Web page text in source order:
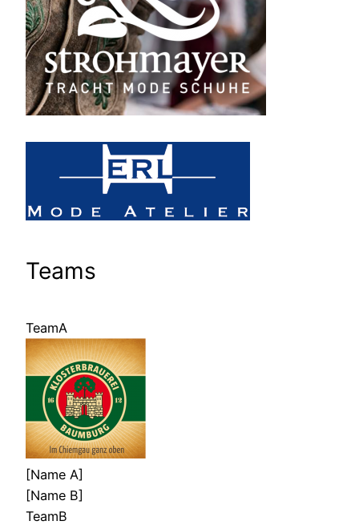
Teams
TeamA
[Name A]
[Name B]
TeamB